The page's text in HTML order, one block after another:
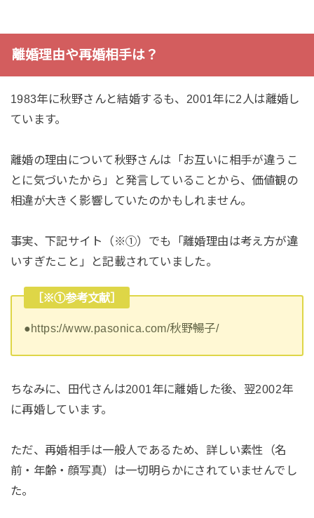
離婚理由や再婚相手は？
1983年に秋野さんと結婚するも、2001年に2人は離婚し
ています。
離婚の理由について秋野さんは「お互いに相手が違うこ
とに気づいたから」と発言していることから、価値観の
相違が大きく影響していたのかもしれません。
事実、下記サイト（※①）でも「離婚理由は考え方が違
いすぎたこと」と記載されていました。
［※①参考文献］
●https://www.pasonica.com/秋野暢子/
ちなみに、田代さんは2001年に離婚した後、翌2002年
に再婚しています。
ただ、再婚相手は一般人であるため、詳しい素性（名
前・年齢・顔写真）は一切明らかにされていませんでし
た。